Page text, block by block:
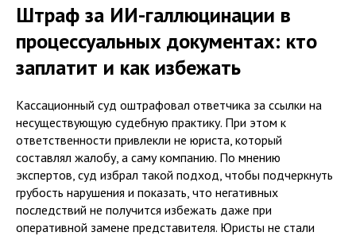
Штраф за ИИ-галлюцинации в
процессуальных документах: кто
заплатит и как избежать
Кассационный суд оштрафовал ответчика за ссылки на
несуществующую судебную практику. При этом к
ответственности привлекли не юриста, который
составлял жалобу, а саму компанию. По мнению
экспертов, суд избрал такой подход, чтобы подчеркнуть
грубость нарушения и показать, что негативных
последствий не получится избежать даже при
оперативной замене представителя. Юристы не стали